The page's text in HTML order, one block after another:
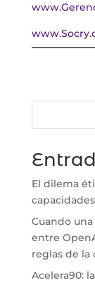
El dilema
Cuando
entre
reglas de la
Acelera90: